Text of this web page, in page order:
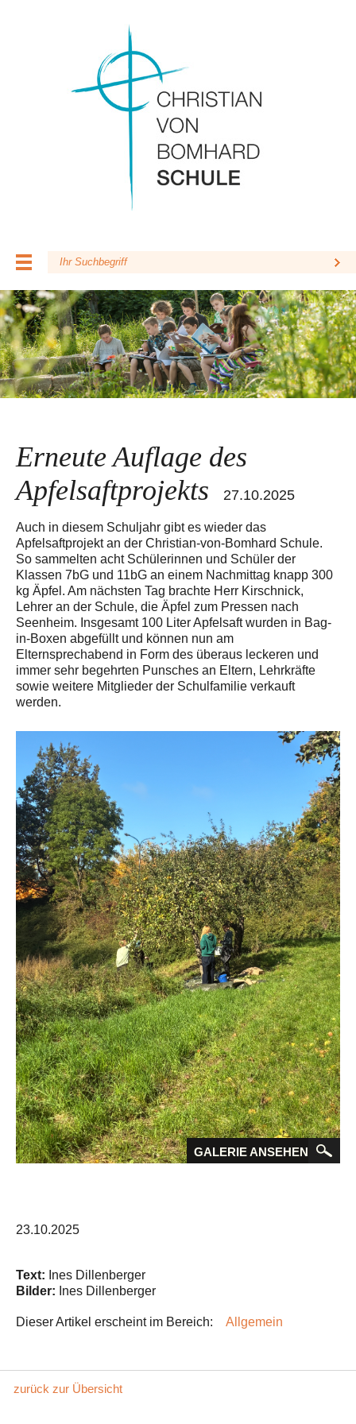
Erneute Auflage des
Apfelsaftprojekts 27.10.2025
Auch in diesem Schuljahr gibt es wieder das
Apfelsaftprojekt an der Christian-von-Bomhard Schule.
So sammelten acht Schülerinnen und Schüler der
Klassen 7bG und 11bG an einem Nachmittag knapp 300
kg Äpfel. Am nächsten Tag brachte Herr Kirschnick,
Lehrer an der Schule, die Äpfel zum Pressen nach
Seenheim. Insgesamt 100 Liter Apfelsaft wurden in Bag-
in-Boxen abgefüllt und können nun am
Elternsprechabend in Form des überaus leckeren und
immer sehr begehrten Punsches an Eltern, Lehrkräfte
sowie weitere Mitglieder der Schulfamilie verkauft
werden.
GALERIE ANSEHEN
23.10.2025
Text: Ines Dillenberger
Bilder: Ines Dillenberger
Dieser Artikel erscheint im Bereich: Allgemein
zurück zur Übersicht